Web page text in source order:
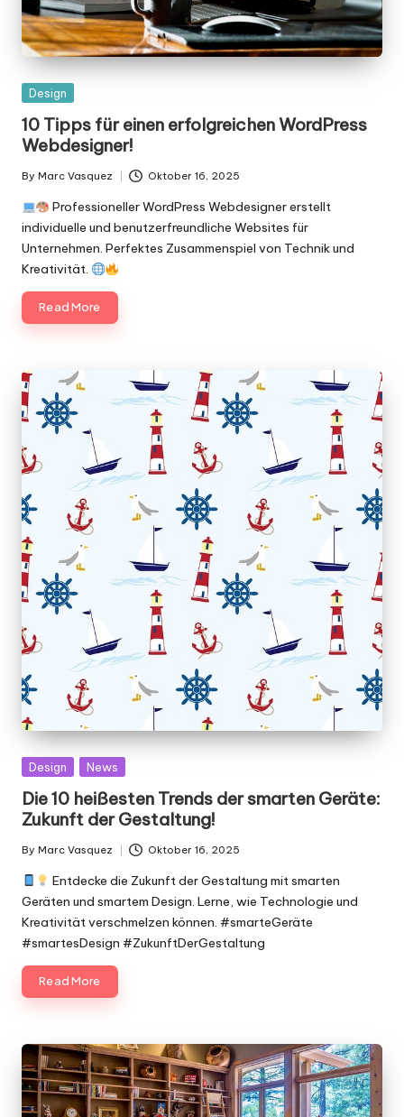
Posted
Design
10 Tipps für einen erfolgreichen WordPress
Webdesigner!
Posted
by
By Marc Vasquez Oktober 16, 2025
Professioneller WordPress Webdesigner erstellt
individuelle und benutzerfreundliche Websites für
Unternehmen. Perfektes Zusammenspiel von Technik und
Kreativität.
Read More
Posted
Design News
Die 10 heißesten Trends der smarten Geräte:
Zukunft der Gestaltung!
Posted
by
By Marc Vasquez Oktober 16, 2025
Entdecke die Zukunft der Gestaltung mit smarten
Geräten und smartem Design. Lerne, wie Technologie und
Kreativität verschmelzen können. #smarteGeräte
#smartesDesign #ZukunftDerGestaltung
Read More